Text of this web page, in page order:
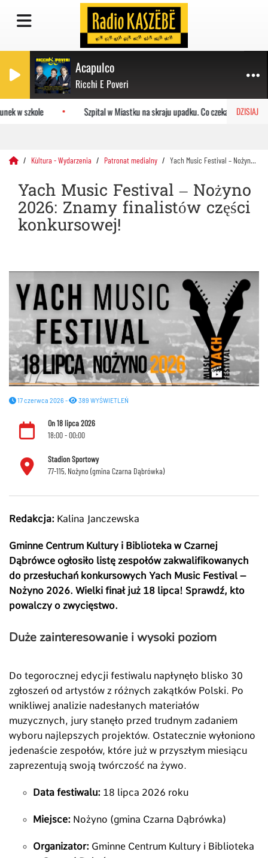
Acapulco
Ricchi E Poveri
DZISIAJ
w szkole Szpital w Miastku na skraju upadku. Co czeka placówkę?
Kùltura - Wydarzenia Patronat medialny Yach Music Festival – Nożyno 2026: Znamy finalistów części konkursowej!
Yach Music Festival – Nożyno
2026: Znamy finalistów części
konkursowej!
17 czerwca 2026 - 389 WYŚWIETLEŃ
On 18 lipca 2026
18:00 - 00:00
Stadion Sportowy
77-115, Nożyno (gmina Czarna Dąbrówka)
Redakcja: Kalina Janczewska
Gminne Centrum Kultury i Biblioteka w Czarnej
Dąbrówce ogłosiło listę zespołów zakwalifikowanych
do przesłuchań konkursowych Yach Music Festival –
Nożyno 2026. Wielki finał już 18 lipca! Sprawdź, kto
powalczy o zwycięstwo.
Duże zainteresowanie i wysoki poziom
Do tegorocznej edycji festiwalu napłynęło blisko 30
zgłoszeń od artystów z różnych zakątków Polski. Po
wnikliwej analizie nadesłanych materiałów
muzycznych, jury stanęło przed trudnym zadaniem
wyboru najlepszych projektów. Ostatecznie wyłoniono
jedenaście zespołów, które już w przyszłym miesiącu
zaprezentują swoją twórczość na żywo.
Data festiwalu: 18 lipca 2026 roku
Miejsce: Nożyno (gmina Czarna Dąbrówka)
Organizator: Gminne Centrum Kultury i Biblioteka